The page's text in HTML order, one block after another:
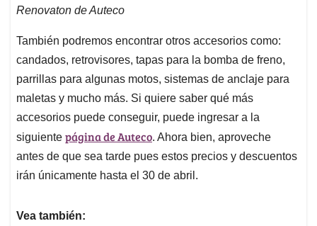
Renovaton de Auteco
También podremos encontrar otros accesorios como:
candados, retrovisores, tapas para la bomba de freno,
parrillas para algunas motos, sistemas de anclaje para
maletas y mucho más. Si quiere saber qué más
accesorios puede conseguir, puede ingresar a la
siguiente página de Auteco. Ahora bien, aproveche
antes de que sea tarde pues estos precios y descuentos
irán únicamente hasta el 30 de abril.
Vea también: